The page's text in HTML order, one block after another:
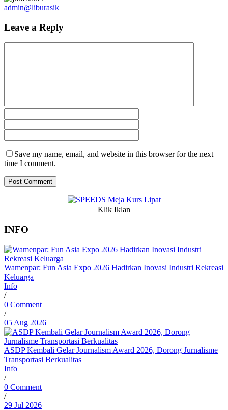
admin@liburasik
Leave a Reply
Save my name, email, and website in this browser for the next
time I comment.
Klik Iklan
INFO
Wamenpar: Fun Asia Expo 2026 Hadirkan Inovasi Industri Rekreasi
Keluarga
Info
/
0 Comment
/
05 Aug 2026
ASDP Kembali Gelar Journalism Award 2026, Dorong Jurnalisme
Transportasi Berkualitas
Info
/
0 Comment
/
29 Jul 2026